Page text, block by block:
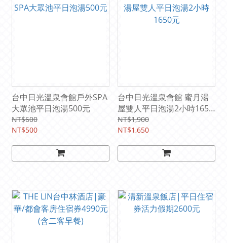
台中日光溫泉會館戶外SPA
大眾池平日泡湯500元
NT$600
NT$500
台中日光溫泉會館 蜜月湯
屋雙人平日泡湯2小時1650
元
NT$1,900
NT$1,650